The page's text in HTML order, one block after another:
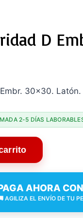
D
30×30.
2-5 DÍAS
AHORA
AGILIZA EL ENVÍO DE TU